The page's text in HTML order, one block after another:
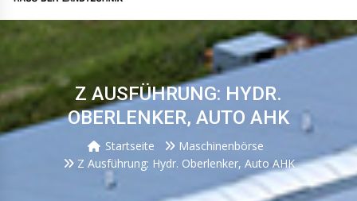
Z AUSFÜHRUNG: HYDR.
OBERLENKER, AUTO AHK
Startseite
Maschinenbörse
Z Ausführung: Hydr. Oberlenker, Auto AHK